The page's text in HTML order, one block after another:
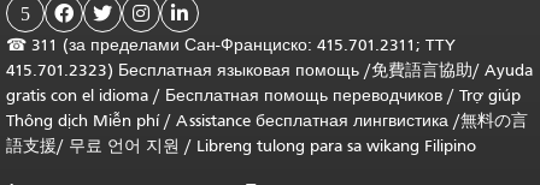
5    
☎ 311 (за пределами Сан-Франциско: 415.701.2311; TTY
415.701.2323) Бесплатная языковая помощь /免費語言協助/ Ayuda
gratis con el idioma / Бесплатная помощь переводчиков / Trợ giúp
Thông dịch Miễn phí/ Assistance бесплатная лингвистика /無料の言
語支援/ 무료 언어 지원 / Libreng tulong para sa wikang Filipino